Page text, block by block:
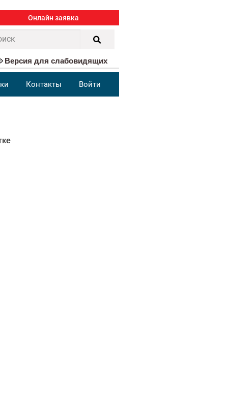
Онлайн заявка
Версия для слабовидящих
Контакты Войти